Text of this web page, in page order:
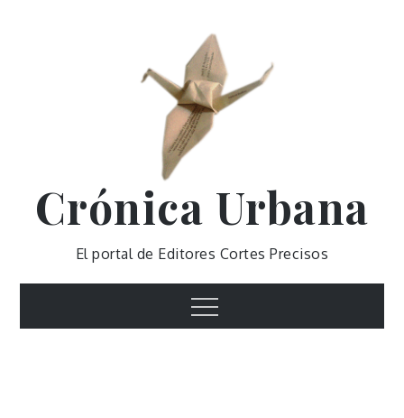
Crónica Urbana
El portal de Editores Cortes Precisos
Menu